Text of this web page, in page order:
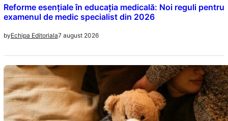
Reforme esențiale în educația medicală: Noi reguli pentru
examenul de medic specialist din 2026
byEchipa Editoriala7 august 2026